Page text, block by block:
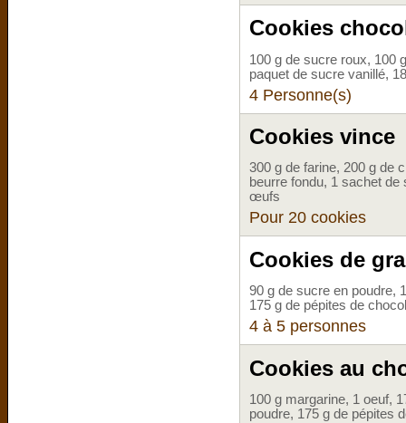
Cookies
100 g de sucre roux, 100
paquet de sucre vanillé,
4 Personne(s)
Cookies vince
300 g de farine, 200 g de
beurre fondu, 1 sachet
œufs
Pour 20 cookies
Cookies de
90 g de sucre en poudre,
175 g de pépites de
4 à 5 personnes
Cookies au
100 g margarine, 1 oeuf,
poudre, 175 g de pépites